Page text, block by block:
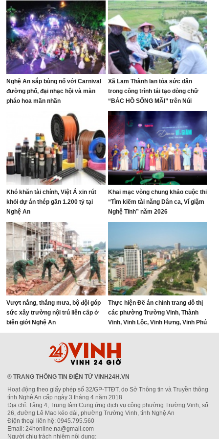
Nghệ An sắp bùng nổ với Carnival
đường phố, đại nhạc hội và màn
pháo hoa mãn nhãn
Xã Lam Thành lan tỏa sức dân
trong công trình tái tạo dòng chữ
“BÁC HỒ SỐNG MÃI” trên Núi
Nhón
Khó khăn tài chính, Việt Á xin rút
khỏi dự án thép gần 1.200 tỷ tại
Nghệ An
Khai mạc vòng chung khảo cuộc thi
“Tìm kiếm tài năng Dân ca, Ví giặm
Nghệ Tĩnh” năm 2026
Vượt nắng, thắng mưa, bộ đội góp
sức xây trường nội trú liên cấp ở
biên giới Nghệ An
Thực hiện Đề án chỉnh trang đô thị
các phường Trường Vinh, Thành
Vinh, Vinh Lộc, Vinh Hưng, Vinh Phú
và Cửa Lò giai đoạn 2026 – 2030
® TRANG THÔNG TIN ĐIỆN TỬ VINH24H.VN
Hoạt động theo giấy phép số 32/GP-TTĐT, do Sở Thông tin và Truyền thông
tỉnh Nghệ An cấp ngày 3 tháng 4 năm 2018
Địa chỉ: Tầng 4, Trung tâm Cung ứng dịch vụ công phường Trường Vinh, số
26, đường Lê Mao kéo dài, phường Trường Vinh, tỉnh Nghệ An
Điện thoại liên hệ: 0945.795.560
Email: 24honline.na@gmail.com
Người chịu trách nhiệm nội dung: